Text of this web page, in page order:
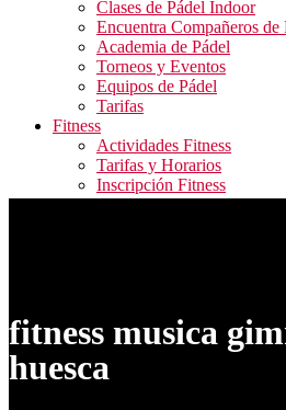
Clases de Pádel Indoor
Encuentra Compañeros de
Academia de Pádel
Torneos y Eventos
Equipos de Pádel
Tarifas
Fitness
Actividades Fitness
Tarifas y Horarios
Inscripción Fitness
Blog
fitness musica
huesca